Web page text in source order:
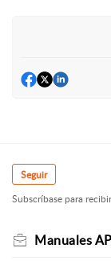
Seguir
Subscríbase para
Manuales